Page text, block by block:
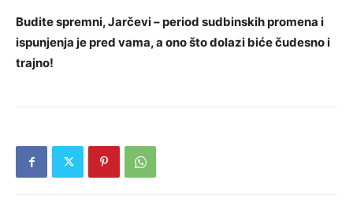
Budite spremni, Jarčevi – period sudbinskih promena i
ispunjenja je pred vama, a ono što dolazi biće čudesno i
trajno!